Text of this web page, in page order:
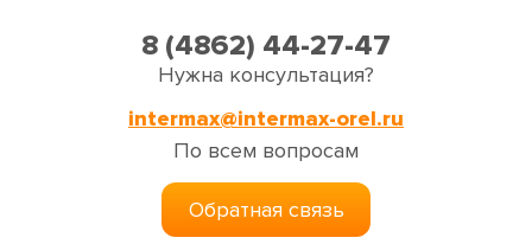
8 (4862) 44-27-47
Нужна консультация?
intermax@intermax-orel.ru
По всем вопросам
Обратная связь